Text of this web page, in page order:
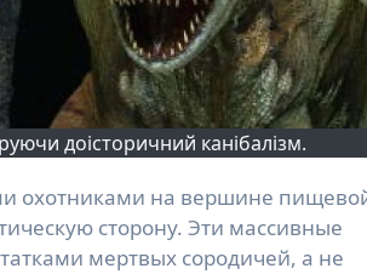
доісторичний канібалізм.
сторону. Эти массивные
мертвых сородичей, а не